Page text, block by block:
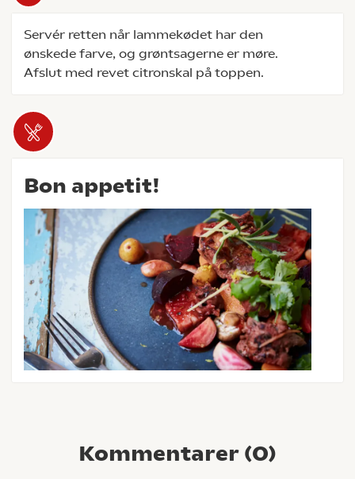
Servér retten når lammekødet har den
ønskede farve, og grøntsagerne er møre.
Afslut med revet citronskal på toppen.
Bon appetit!
Kommentarer (0)